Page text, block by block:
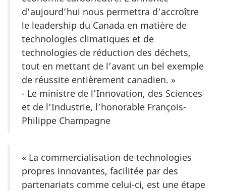
d’aujourd’hui nous permettra d’accroître
le leadership du Canada en matière de
technologies climatiques et de
technologies de réduction des déchets,
tout en mettant de l’avant un bel exemple
de réussite entièrement canadien. »
- Le ministre de l’Innovation, des Sciences
et de l’Industrie, l’honorable François-
Philippe Champagne
« La commercialisation de technologies
propres innovantes, facilitée par des
partenariats comme celui-ci, est une étape